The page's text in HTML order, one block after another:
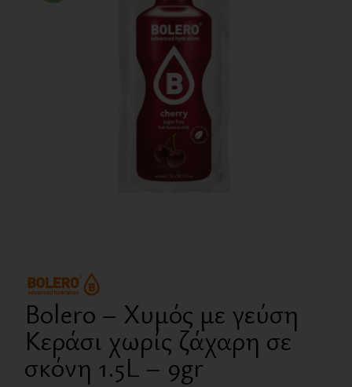
Bolero – Χυμός με γεύση
Κεράσι χωρίς ζάχαρη σε
σκόνη 1.5L – 9gr